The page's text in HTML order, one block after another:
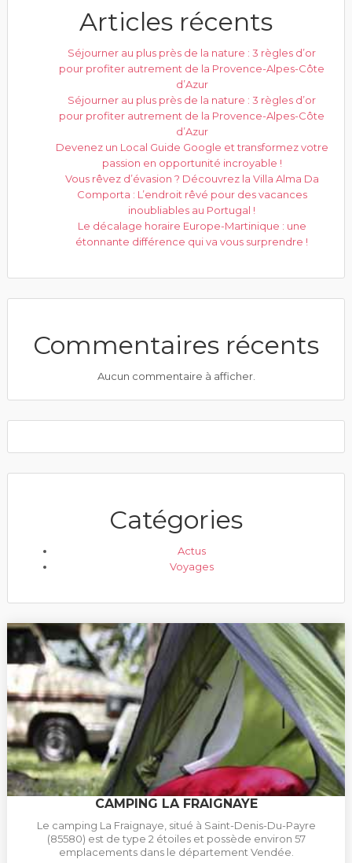
Articles récents
Séjourner au plus près de la nature : 3 règles d’or
pour profiter autrement de la Provence-Alpes-Côte
d’Azur
Séjourner au plus près de la nature : 3 règles d’or
pour profiter autrement de la Provence-Alpes-Côte
d’Azur
Devenez un Local Guide Google et transformez votre
passion en opportunité incroyable !
Vous rêvez d’évasion ? Découvrez la Villa Alma Da
Comporta : L’endroit rêvé pour des vacances
inoubliables au Portugal !
Le décalage horaire Europe-Martinique : une
étonnante différence qui va vous surprendre !
Commentaires récents
Aucun commentaire à afficher.
Catégories
Actus
Voyages
CAMPING LA FRAIGNAYE
Le camping La Fraignaye, situé à Saint-Denis-Du-Payre
(85580) est de type 2 étoiles et possède environ 57
emplacements dans le département Vendée.